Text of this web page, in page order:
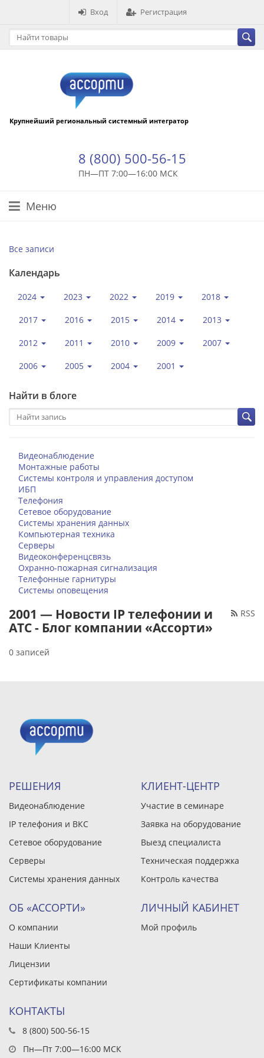
Вход Регистрация
Крупнейший региональный системный интегратор
8 (800) 500-56-15
ПН—ПТ 7:00—16:00 МСК
Меню
Все записи
Календарь
2024 2023 2022 2019 2018
2017 2016 2015 2014 2013
2012 2011 2010 2009 2007
2006 2005 2004 2001
Найти в блоге
Видеонаблюдение
Монтажные работы
Системы контроля и управления доступом
ИБП
Телефония
Сетевое оборудование
Системы хранения данных
Компьютерная техника
Серверы
Видеоконференцсвязь
Охранно-пожарная сигнализация
Телефонные гарнитуры
Системы оповещения
RSS
2001 — Новости IP телефонии и
АТС - Блог компании «Ассорти»
0 записей
РЕШЕНИЯ
Видеонаблюдение
IP телефония и ВКС
Сетевое оборудование
Серверы
Системы хранения данных
КЛИЕНТ-ЦЕНТР
Участие в семинаре
Заявка на оборудование
Выезд специалиста
Техническая поддержка
Контроль качества
ОБ «АССОРТИ»
О компании
Наши Клиенты
Лицензии
Сертификаты компании
ЛИЧНЫЙ КАБИНЕТ
Мой профиль
КОНТАКТЫ
8 (800) 500-56-15
Пн—Пт 7:00—16:00 МСК